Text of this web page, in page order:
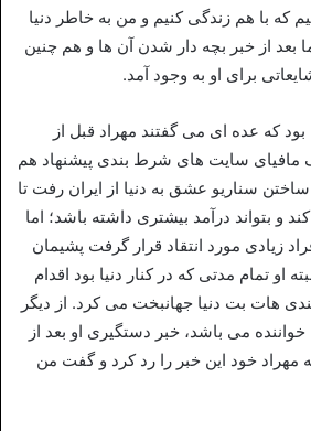
که با هم زندگی کنیم و من به خاطر دنیا
بعد از خبر بچه دار شدن آن ها و هم چنین
برای او به وجود آمد.
که عده ای می گفتند مهراد قبل از
مافیای سایت های شرط بندی پیشنهاد هم
سناریو عشق به دنیا از ایران رفت تا
و بتواند درآمد بیشتری داشته باشد؛ اما
زیادی مورد انتقاد قرار گرفت پشیمان
او تمام مدتی که در کنار دنیا بود اقدام
هات بت دنیا جهانبخت می کرد. از دیگر
می باشد، خبر دستگیری او بعد از
مهراد خود این خبر را رد کرد و گفت من